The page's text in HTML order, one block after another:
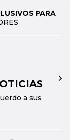
PARA
a sus
→